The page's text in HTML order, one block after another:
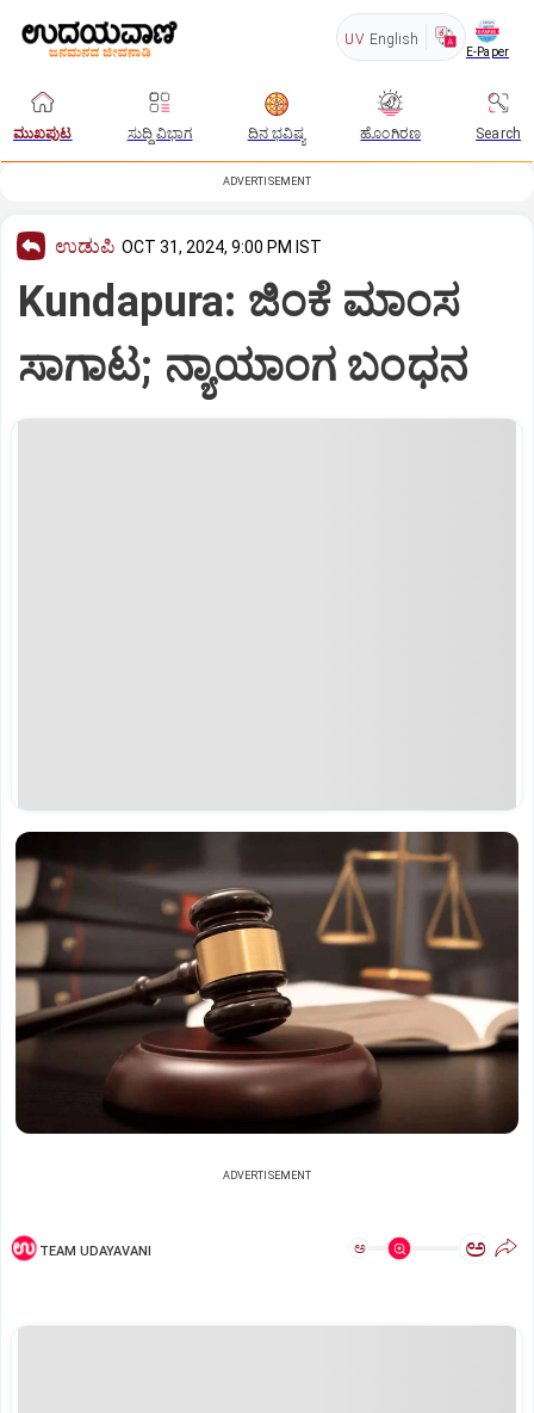
UV English
E-Paper
ಮುಖಪುಟ ಸುದ್ದಿ ವಿಭಾಗ ದಿನ ಭವಿಷ್ಯ ಹೊಂಗಿರಣ Search
ADVERTISEMENT
ಉಡುಪಿ OCT 31, 2024, 9:00 PM IST
Kundapura: ಜಿಂಕೆ ಮಾಂಸ
ಸಾಗಾಟ; ನ್ಯಾಯಾಂಗ ಬಂಧನ
ADVERTISEMENT
TEAM UDAYAVANI ಅ ಅ